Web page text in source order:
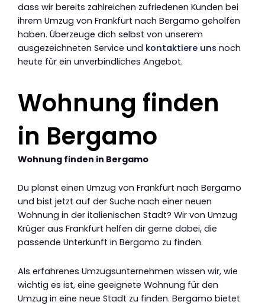
dass wir bereits zahlreichen zufriedenen Kunden bei
ihrem Umzug von Frankfurt nach Bergamo geholfen
haben. Überzeuge dich selbst von unserem
ausgezeichneten Service und kontaktiere uns noch
heute für ein unverbindliches Angebot.
Wohnung finden
in Bergamo
Wohnung finden in Bergamo
Du planst einen Umzug von Frankfurt nach Bergamo
und bist jetzt auf der Suche nach einer neuen
Wohnung in der italienischen Stadt? Wir von Umzug
Krüger aus Frankfurt helfen dir gerne dabei, die
passende Unterkunft in Bergamo zu finden.
Als erfahrenes Umzugsunternehmen wissen wir, wie
wichtig es ist, eine geeignete Wohnung für den
Umzug in eine neue Stadt zu finden. Bergamo bietet